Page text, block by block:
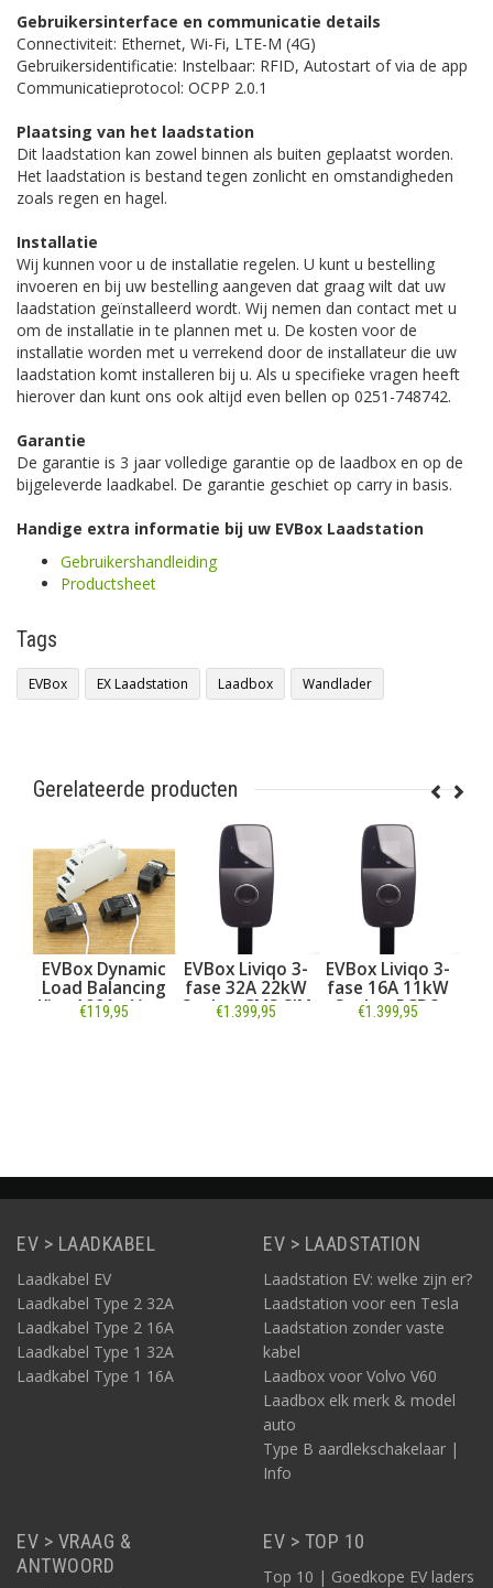
Gebruikersinterface en communicatie details
Connectiviteit: Ethernet, Wi-Fi, LTE-M (4G)
Gebruikersidentificatie: Instelbaar: RFID, Autostart of via de app
Communicatieprotocol: OCPP 2.0.1
Plaatsing van het laadstation
Dit laadstation kan zowel binnen als buiten geplaatst worden.
Het laadstation is bestand tegen zonlicht en omstandigheden
zoals regen en hagel.
Installatie
Wij kunnen voor u de installatie regelen. U kunt u bestelling
invoeren en bij uw bestelling aangeven dat graag wilt dat uw
laadstation geïnstalleerd wordt. Wij nemen dan contact met u
om de installatie in te plannen met u. De kosten voor de
installatie worden met u verrekend door de installateur die uw
laadstation komt installeren bij u. Als u specifieke vragen heeft
hierover dan kunt ons ook altijd even bellen op 0251-748742.
Garantie
De garantie is 3 jaar volledige garantie op de laadbox en op de
bijgeleverde laadkabel. De garantie geschiet op carry in basis.
Handige extra informatie bij uw EVBox Laadstation
Gebruikershandleiding
Productsheet
Tags
EVBox EX Laadstation Laadbox Wandlader
Gerelateerde producten
Liviqo 3-
32A 22kW
2 kabel 6m
€1.499,95
EVBox Dynamic
Load Balancing
Kit - 100A - Voor
€119,95
EVBox Liviqo 3-
fase 32A 22kW
Socket CMS SIM
€1.399,95
EVBox
fase
Socket
EV > LAADKABEL
Laadkabel EV
Laadkabel Type 2 32A
Laadkabel Type 2 16A
Laadkabel Type 1 32A
Laadkabel Type 1 16A
EV > LAADSTATION
Laadstation EV: welke zijn er?
Laadstation voor een Tesla
Laadstation zonder vaste
kabel
Laadbox voor Volvo V60
Laadbox elk merk & model
auto
Type B aardlekschakelaar |
Info
EV > VRAAG &
ANTWOORD
EV > TOP 10
Top 10 | Goedkope EV laders